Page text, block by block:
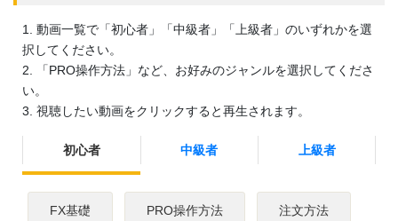
1. 動画一覧で「初心者」「中級者」「上級者」のいずれかを選
択してください。
2. 「PRO操作方法」など、お好みのジャンルを選択してくださ
い。
3. 視聴したい動画をクリックすると再生されます。
初心者 中級者 上級者
FX基礎 PRO操作方法 注文方法